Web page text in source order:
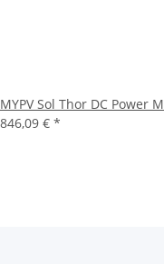
MYPV Sol Thor DC Power
846,09 € *